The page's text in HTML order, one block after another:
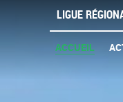
LIGUE
ACCUEIL